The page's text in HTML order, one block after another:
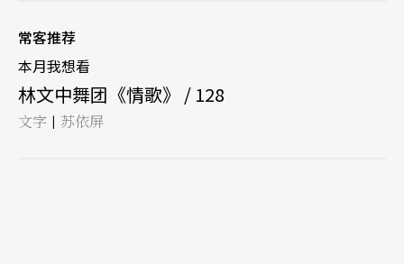
常客推荐
本月我想看
林文中舞团《情歌》 / 128
文字 | 苏依屏